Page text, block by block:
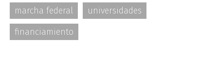
marcha federal
universidades
financiamiento